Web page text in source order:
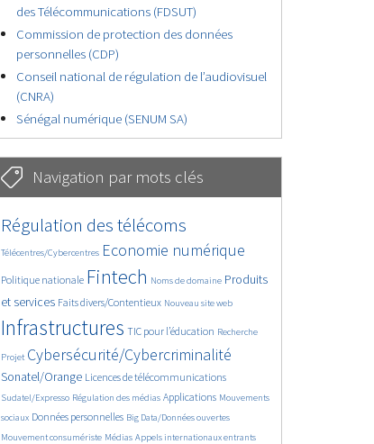
des Télécommunications (FDSUT)
Commission de protection des données
personnelles (CDP)
Conseil national de régulation de l’audiovisuel
(CNRA)
Sénégal numérique (SENUM SA)
Navigation par mots clés
4607/5729
Régulation des télécoms
380/5729
Télécentres/Cybercentres
3638/5729 Economie numérique
1890/5729
Politique nationale
5235/5729 Fintech
681/5729
Noms de domaine
2323/5729
Produits
et services
1550/5729 Faits divers/Contentieux
820/5729 Nouveau site web
5729/5729
Infrastructures
1824/5729
TIC pour l’éducation
197/5729
Recherche
244/5729
Projet
3686/5729Cybersécurité/Cybercriminalité
2277/5729
Sonatel/Orange
1632/5729 Licences de télécommunications
301/5729
Sudatel/Expresso
1045/5729 Régulation des médias
1516/5729 Applications
1218/5729
Mouvements
sociaux
1698/5729Données personnelles
146/5729 Big Data/Données ouvertes
619/5729
Mouvement consumériste
364/5729 Médias
649/5729 Appels internationaux entrants
1730/5729